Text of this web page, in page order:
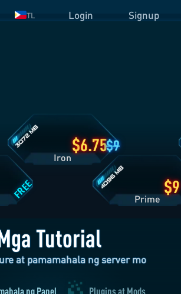
TL Login Signup
6.75
Tutorial
at pamamahala ng server mo
ng Panel Plugins at Mods